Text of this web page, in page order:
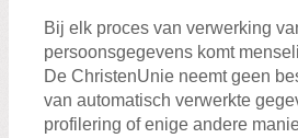
Bij elk proces van verwerking
persoonsgegevens komt
De ChristenUnie neemt geen
van automatisch verwerkte
profilering of enige andere